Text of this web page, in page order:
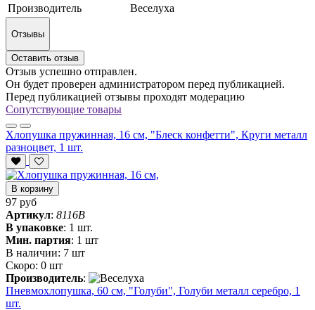
Производитель
Веселуха
Отзывы
Оставить отзыв
Отзыв успешно отправлен.
Он будет проверен администратором перед публикацией.
Перед публикацией отзывы проходят модерацию
Сопутствующие товары
Хлопушка пружинная, 16 см, "Блеск конфетти", Круги металл
разноцвет, 1 шт.
В корзину
97 руб
Артикул: 8116B
В упаковке: 1 шт.
Мин. партия: 1 шт
В наличии: 7 шт
Скоро: 0 шт
Производитель:
Пневмохлопушка, 60 см, "Голуби", Голуби металл серебро, 1
шт.